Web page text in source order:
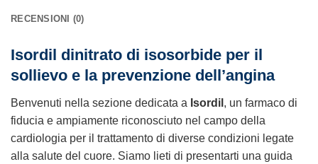
RECENSIONI (0)
Isordil dinitrato di isosorbide per il
sollievo e la prevenzione dell’angina
Benvenuti nella sezione dedicata a Isordil , un farmaco di
fiducia e ampiamente riconosciuto nel campo della
cardiologia per il trattamento di diverse condizioni legate
alla salute del cuore. Siamo lieti di presentarti una guida